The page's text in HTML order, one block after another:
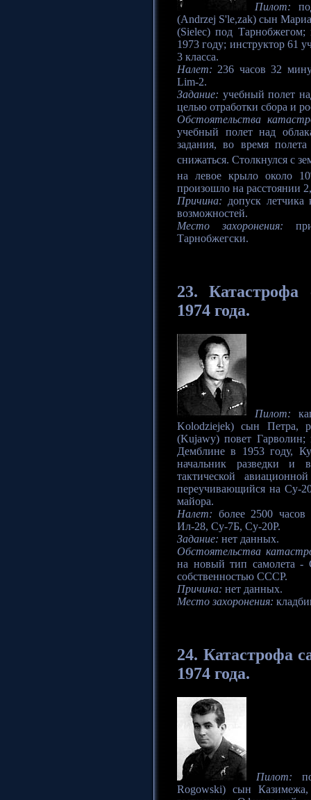
Пилот:
(Andrzej S'le,zak) сын
(Sielec) под
1973 году; инструктор 61
3 класса.
Налет: 236 часов 32
Lim-2.
Задание: учебный полет
целью отработки сбора и
Обстоятельства
учебный полет над
задания, во время
снижаться. Столкнулся с
на левое крыло около 10
произошло на расстоянии
Причина: допуск
возможностей.
Место захоронения:
Тарнобжегски.
23.Катастрофа
1974 года.
Пилот:
Kolodziejek) сын Петра,
(Kujawy) повет
Демблине в 1953 году,
начальник разведки и
тактической
переучивающийся на Су-
майора.
Налет: более 2500
Ил-28, Су-7Б, Су-20Р.
Задание: нет данных.
Обстоятельства
на новый тип самолета
собственностью СССР.
Причина: нет данных.
Место захоронения:
24. Катастрофа
1974 года.
Пилот:
Rogowski) сын